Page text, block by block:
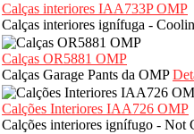
Calças interiores IAA733P OMP
Calças interiores ignífuga -
Calças OR5881 OMP
Calças Garage Pants da OMP
Calções Interiores IAA726 OMP
Calções interiores ignífugo -